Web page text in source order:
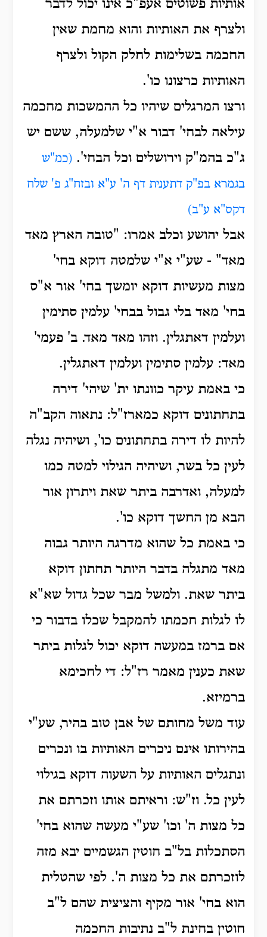
אותיות פשוטים אעפ"כ אינו יכול לדבר
ולצרף את האותיות והוא מחמת שאין
החכמה בשלימות לחלק הקול ולצרף
האותיות כרצונו כו'.
ורצו המרגלים שיהיו כל ההמשכות מחכמה
עילאה לבחי' דבור א"י שלמעלה, ששם יש
ג"כ בהמ"ק וירושלים וכל הבחי'. (כמ"ש
בגמרא בפ"ק דתענית דף ה' ע"א ובזח"ג פ' שלח
דקס"א ע"ב)
אבל יהושע וכלב אמרו: "טובה הארץ מאד
מאד" - שע"י א"י שלמטה דוקא בחי'
מצות מעשיות דוקא יומשך בחי' אור א"ס
בחי' מאד בלי גבול בבחי' עלמין סתימין
ועלמין דאתגלין. וזהו מאד מאד. ב' פעמי'
מאד: עלמין סתימין ועלמין דאתגלין.
כי באמת עיקר כוונתו ית' שיהי' דירה
בתחתונים דוקא כמארז"ל: נתאוה הקב"ה
להיות לו דירה בתחתונים כו', ושיהיה נגלה
לעין כל בשר, ושיהיה הגילוי למטה כמו
למעלה, ואדרבה ביתר שאת ויתרון אור
הבא מן החשך דוקא כו'.
כי באמת כל שהוא מדרגה היותר גבוה
מאד מתגלה בדבר היותר תחתון דוקא
ביתר שאת. ולמשל מבר שכל גדול שא"א
לו לגלות חכמתו להמקבל שכלו בדבור כי
אם ברמז במעשה דוקא יכול לגלות ביתר
שאת כענין מאמר רז"ל: די לחכימא
ברמיזא.
עוד משל מחותם של אבן טוב בהיר, שע"י
בהירותו אינם ניכרים האותיות בו ונכרים
ונתגלים האותיות על השעוה דוקא בגילוי
לעין כל. וז"ש: וראיתם אותו וזכרתם את
כל מצות ה' וכו' שע"י מעשה שהוא בחי'
הסתכלות בל"ב חוטין הגשמיים יבא מזה
לוזכרתם את כל מצות ה'. לפי שהטלית
הוא בחי' אור מקיף והציצית שהם ל"ב
חוטין בחינת ל"ב נתיבות החכמה